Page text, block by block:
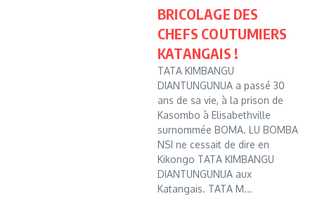
BRICOLAGE DES
CHEFS COUTUMIERS
KATANGAIS !
TATA KIMBANGU
DIANTUNGUNUA a passé 30
ans de sa vie, à la prison de
Kasombo à Elisabethville
surnommée BOMA. LU BOMBA
NSI ne cessait de dire en
Kikongo TATA KIMBANGU
DIANTUNGUNUA aux
Katangais. TATA M...